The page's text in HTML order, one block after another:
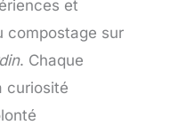
et
compostage sur
. Chaque
curiosité